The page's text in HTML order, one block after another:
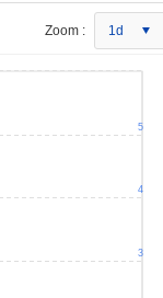
Zoom : 1d
3
4
5